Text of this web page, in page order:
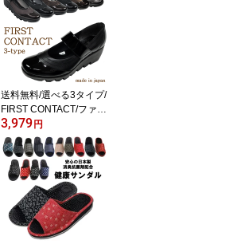
アル/コンフォート【売れ
筋】【オススメ】
送料無料/選べる3タイプ/
FIRST CONTACT/ファー
ストコンタクト/厚底/ ウ
ェッジ/パンプス/ウォー
キングシューズ/靴/エナ
メル /日本製/39011/カジ
ュアル/コンフォート【売
れ筋】【オススメ】
3,979円